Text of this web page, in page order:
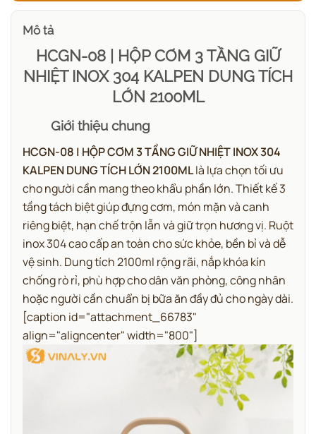
Mô tả
HCGN-08 | HỘP CƠM 3 TẦNG GIỮ
NHIỆT INOX 304 KALPEN DUNG TÍCH
LỚN 2100ML
Giới thiệu chung
HCGN-08 | HỘP CƠM 3 TẦNG GIỮ NHIỆT INOX 304
KALPEN DUNG TÍCH LỚN 2100MLlà lựa chọn tối ưu
cho người cần mang theo khẩu phần lớn.Thiết kế 3
tầng tách biệt giúp đựng cơm, món mặn và canh
riêng biệt, hạn chế trộn lẫn và giữ trọn hương vị. Ruột
inox 304 cao cấp an toàn cho sức khỏe, bền bỉ và dễ
vệ sinh. Dung tích 2100ml rộng rãi, nắp khóa kín
chống rò rỉ, phù hợp cho dân văn phòng, công nhân
hoặc người cần chuẩn bị bữa ăn đầy đủ cho ngày dài.
[caption id="attachment_66783"
align="aligncenter" width="800"]